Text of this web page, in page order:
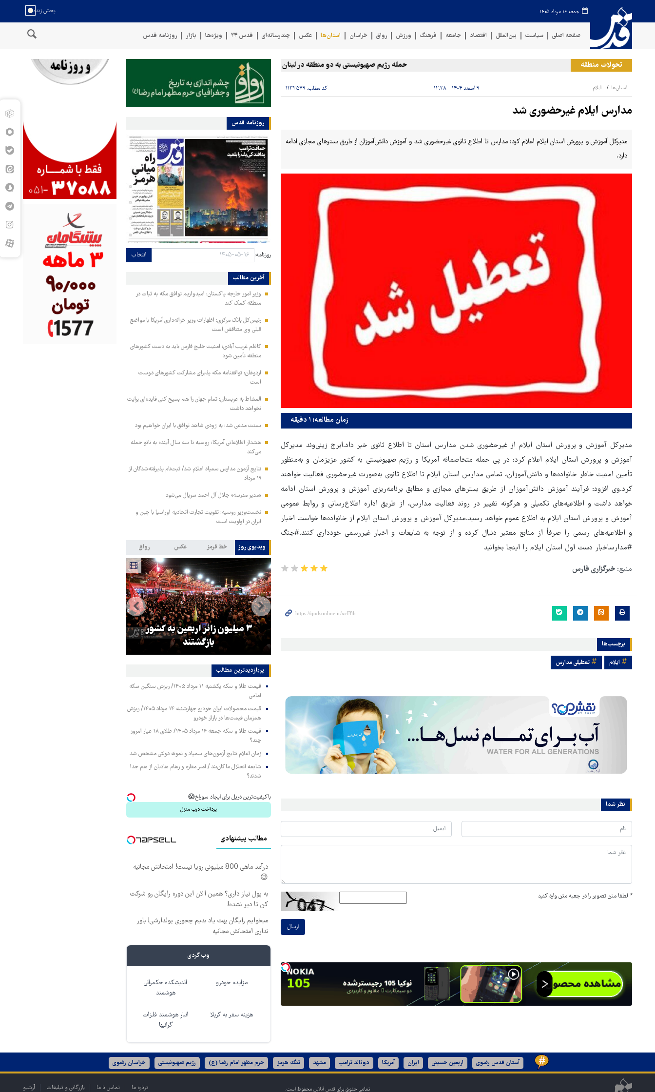
جمعه ۱۶ مرداد ۱۴۰۵
صفحه اصلی سیاست بین‌الملل اقتصاد جامعه فرهنگ ورزش رواق خراسان استان‌ها عکس چندرسانه‌ای قدس ۲۴ ویژه‌ها بازار روزنامه قدس
تحولات منطقه حمله رژیم صهیونیستی به دو منطقه در لبنان وقوع حادثه دریایی در سواحل عمان سخنگوی نیروهای مسلح یمن: کشتی نفتی عربستان
استان‌ها ایلام ۹ اسفند ۱۴۰۴ - ۱۲:۲۸ کد مطلب: ۱۱۳۳۵۷۹
مدارس ایلام غیرحضوری شد
مدیرکل آموزش و پرورش استان ایلام اعلام کرد: مدارس تا اطلاع ثانوی غیرحضوری شد و آموزش دانش‌آموزان از طریق بسترهای مجازی ادامه
دارد.
زمان مطالعه: ۱ دقیقه
مدیرکل آموزش و پرورش استان ایلام از غیرحضوری شدن مدارس استان تا اطلاع ثانوی خبر داد.ایرج زینی‌وند مدیرکل
آموزش و پرورش استان ایلام اعلام کرد: در پی حمله متخاصمانه آمریکا و رژیم صهیونیستی به کشور عزیزمان و به‌منظور
تأمین امنیت خاطر خانواده‌ها و دانش‌آموزان، تمامی مدارس استان ایلام تا اطلاع ثانوی به‌صورت غیرحضوری فعالیت خواهند
کرد.وی افزود: فرآیند آموزش دانش‌آموزان از طریق بسترهای مجازی و مطابق برنامه‌ریزی آموزش و پرورش استان ادامه
خواهد داشت و اطلاعیه‌های تکمیلی و هرگونه تغییر در روند فعالیت مدارس، از طریق اداره اطلاع‌رسانی و روابط عمومی
آموزش و پرورش استان ایلام به اطلاع عموم خواهد رسید.مدیرکل آموزش و پرورش استان ایلام از خانواده‌ها خواست اخبار
و اطلاعیه‌های رسمی را صرفاً از منابع معتبر دنبال کرده و از توجه به شایعات و اخبار غیررسمی خودداری کنند.#جنگ
#مدارساخبار دست اول استان ایلام را اینجا بخوانید
منبع: خبرگزاری فارس
برچسب‌ها
ایلام تعطیلی مدارس
نظر شما
* لطفا متن تصویر را در جعبه متن وارد کنید
ارسال
روزنامه قدس
روزنامه: انتخاب
آخرین مطالب
وزیر امور خارجه پاکستان: امیدواریم توافق مکه به ثبات در
منطقه کمک کند
رئیس‌کل بانک مرکزی: اظهارات وزیر خزانه‌داری آمریکا با مواضع
قبلی وی متناقض است
کاظم غریب آبادی: امنیت خلیج فارس باید به دست کشورهای
منطقه تأمین شود
اردوغان: توافقنامه مکه پذیرای مشارکت کشورهای دوست
است
المشاط به عربستان: تمام جهان را هم بسیج کنی فایده‌ای برایت
نخواهد داشت
بسنت مدعی شد: به زودی شاهد توافق با ایران خواهیم بود
هشدار اطلاعاتی آمریکا: روسیه تا سه سال آینده به ناتو حمله
می‌کند
نتایج آزمون مدارس سمپاد اعلام شد/ ثبت‌نام پذیرفته‌شدگان از
۱۹ مرداد
«مدیر مدرسه» جلال آل احمد سریال می‌شود
نخست‌وزیر روسیه:‌ تقویت تجارت اتحادیه اوراسیا با چین و
ایران در اولویت است
ویدیوی روز خط قرمز عکس رواق
۳ میلیون زائر اربعین به کشور
بازگشتند
پربازدیدترین‌ مطالب
قیمت طلا و سکه یکشنبه ۱۱ مرداد ۱۴۰۵/ ریزش سنگین سکه
امامی
قیمت محصولات ایران خودرو چهارشنبه ۱۴ مرداد ۱۴۰۵/ ریزش
همزمان قیمت‌ها در بازار خودرو
قیمت طلا و سکه جمعه ۱۶ مرداد ۱۴۰۵/ طلای ۱۸ عیار امروز
چند؟
زمان اعلام نتایج آزمون‌های سمپاد و نمونه دولتی مشخص شد
شایعه انحلال ماکان‌بند / امیر مقاره و رهام هادیان از هم جدا
شدند؟
باکیفیت‌ترین دریل برای ایجاد سوراخ😱
پرداخت درب منزل
مطالب پیشنهادی
درآمد ماهی 800 میلیونی رویا نیست! امتحانش مجانیه
😉
به پول نیاز داری؟ همین الان این دوره رایگان رو شرکت
کن تا دیر نشده!
میخوایم رایگان بهت یاد بدیم چجوری پولدارشی! باور
نداری امتحانش مجانیه
وب گردی
مزایده خودرو
اندیشکده حکمرانی
هوشمند
هزینه سفر به کربلا
انبار هوشمند فلزات
گرانبها
آستان قدس رضوی اربعین حسینی ایران آمریکا دونالد ترامپ مشهد تنگه هرمز حرم مطهر امام رضا (ع) رژیم صهیونیستی خراسان رضوی
تمامی حقوق برای قدس آنلاین محفوظ است. درباره ما تماس با ما بازرگانی و تبلیغات آرشیو